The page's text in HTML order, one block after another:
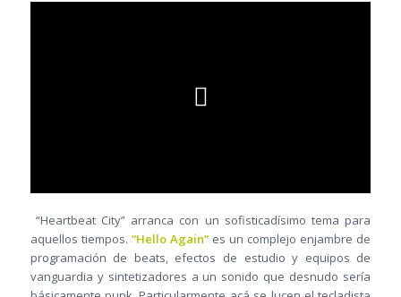
“Heartbeat City” arranca con un sofisticadísimo tema para
aquellos tiempos. “Hello Again”es un complejo enjambre de
programación de beats, efectos de estudio y equipos de
vanguardia y sintetizadores a un sonido que desnudo sería